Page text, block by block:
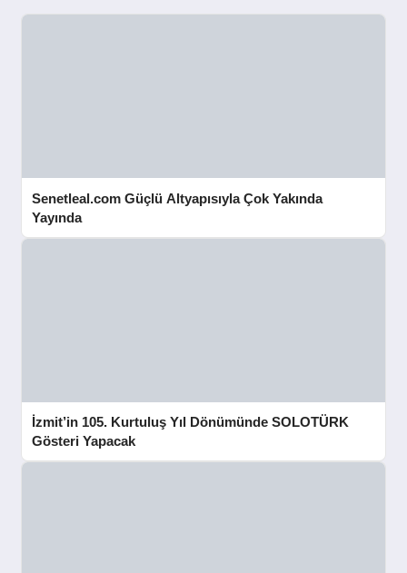
Senetleal.com Güçlü Altyapısıyla Çok Yakında
Yayında
İzmit’in 105. Kurtuluş Yıl Dönümünde SOLOTÜRK
Gösteri Yapacak